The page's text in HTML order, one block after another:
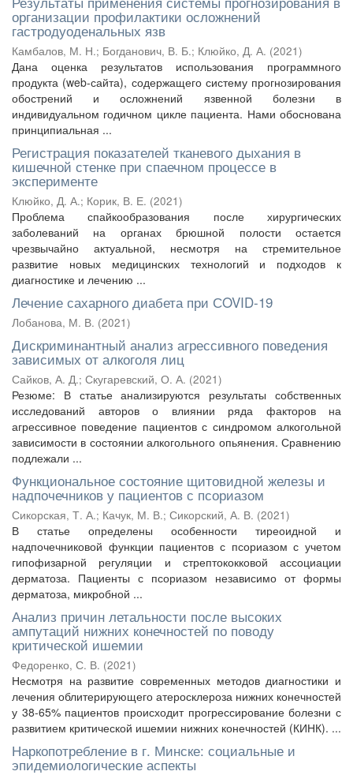
организации профилактики осложнений
гастродуоденальных язв
Камбалов, М. Н.; Богданович, В. Б.; Клюйко, Д. А. (2021)
Дана оценка результатов использования программного
продукта (web-сайта), содержащего систему прогнозирования
обострений и осложнений язвенной болезни в
индивидуальном годичном цикле пациента. Нами обоснована
принципиальная ...
Регистрация показателей тканевого дыхания в
кишечной стенке при спаечном процессе в
эксперименте
Клюйко, Д. А.; Корик, В. Е. (2021)
Проблема спайкообразования после хирургических
заболеваний на органах брюшной полости остается
чрезвычайно актуальной, несмотря на стремительное
развитие новых медицинских технологий и подходов к
диагностике и лечению ...
Лечение сахарного диабета при СOVID-19
Лобанова, М. В. (2021)
Дискриминантный анализ агрессивного поведения
зависимых от алкоголя лиц
Сайков, А. Д.; Скугаревский, О. А. (2021)
Резюме: В статье анализируются результаты собственных
исследований авторов о влиянии ряда факторов на
агрессивное поведение пациентов с синдромом алкогольной
зависимости в состоянии алкогольного опьянения. Сравнению
подлежали ...
Функциональное состояние щитовидной железы и
надпочечников у пациентов с псориазом
Сикорская, Т. А.; Качук, М. В.; Сикорский, А. В. (2021)
В статье определены особенности тиреоидной и
надпочечниковой функции пациентов с псориазом с учетом
гипофизарной регуляции и стрептококковой ассоциации
дерматоза. Пациенты с псориазом независимо от формы
дерматоза, микробной ...
Анализ причин летальности после высоких
ампутаций нижних конечностей по поводу
критической ишемии
Федоренко, С. В. (2021)
Несмотря на развитие современных методов диагностики и
лечения облитерирующего атеросклероза нижних конечностей
у 38-65% пациентов происходит прогрессирование болезни с
развитием критической ишемии нижних конечностей (КИНК). ...
Наркопотребление в г. Минске: социальные и
эпидемиологические аспекты